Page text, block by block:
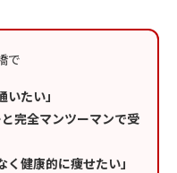
で
いたい」
完全マンツーマンで受
く健康的に痩せたい」